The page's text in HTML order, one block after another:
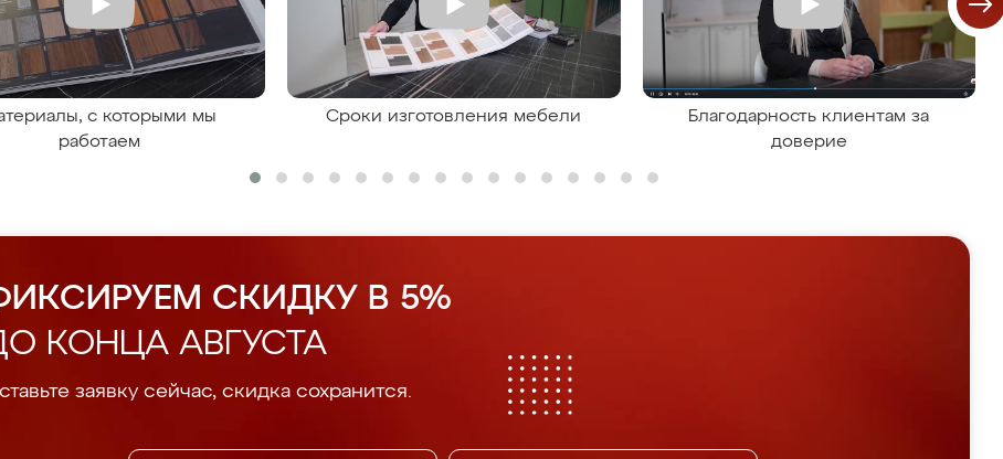
с которыми мы
работаем
Сроки изготовления мебели
Благодарность клиентам за
доверие
СКИДКУ В 5%
КОНЦА АВГУСТА
заявку сейчас, скидка сохранится.